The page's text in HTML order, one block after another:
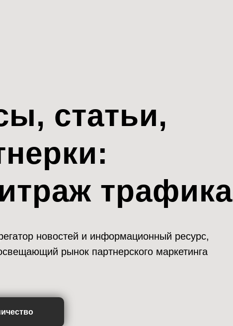
статьи,
трафика
новостей и информационный ресурс,
рынок партнерского маркетинга